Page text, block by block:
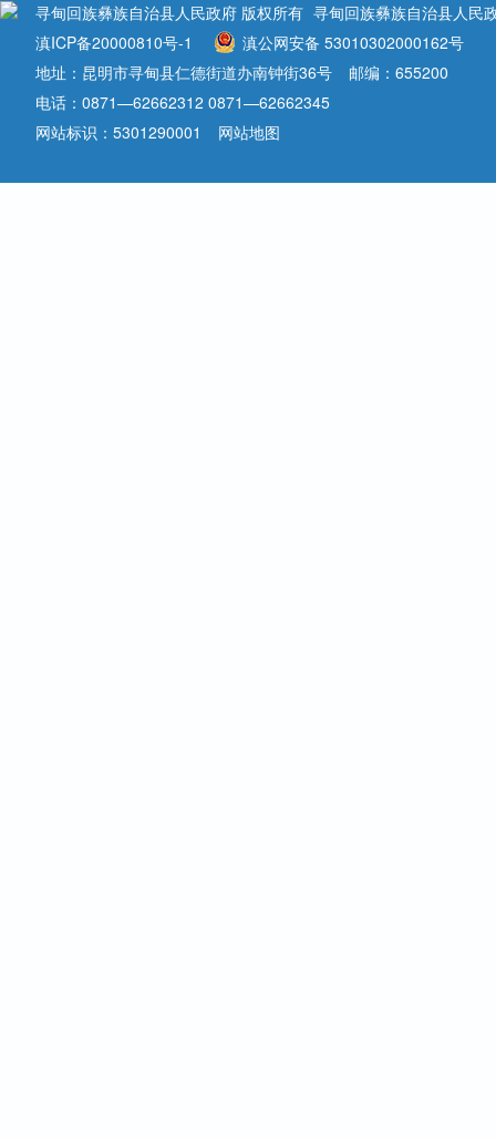
寻甸回族彝族自治县人民政府 版权所有 寻甸回族彝族自治县人民
滇ICP备20000810号-1
滇公网安备 53010302000162号
地址：昆明市寻甸县仁德街道办南钟街36号
邮编：655200
电话：0871—62662312 0871—62662345
网站标识：5301290001
网站地图